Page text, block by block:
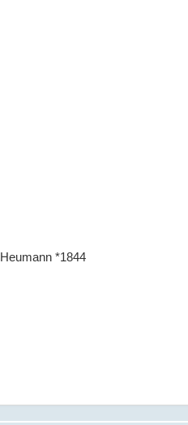
*1844